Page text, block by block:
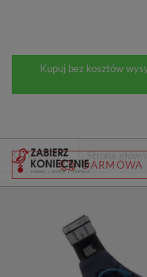
Kupuj bez kosztów
DARMOWA
Wstecz Strona